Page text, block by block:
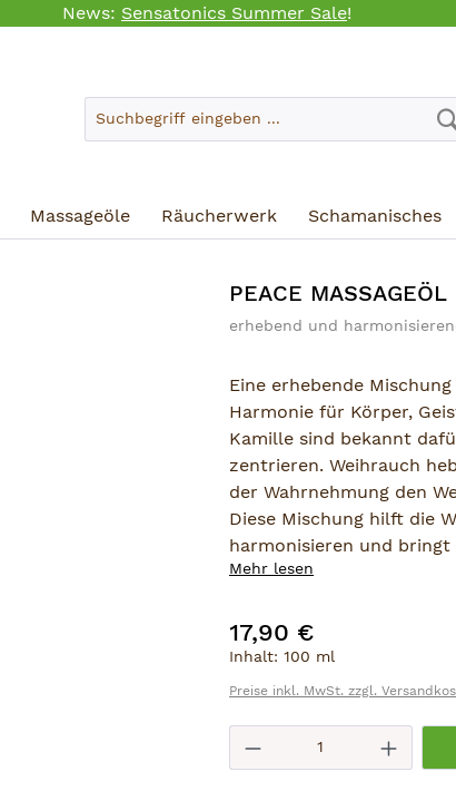
News: Sensatonics Summer Sale!
Massageöle Räucherwerk Schamanisches
PEACE MASSAGEÖL
erhebend und
Eine erhebende
Harmonie für Körper,
Kamille sind bekannt
zentrieren. Weihrauch
der Wahrnehmung den
Diese Mischung hilft die
harmonisieren und bringt
Welten. Dieses
Verständnis steht,
Ingredients (Inhaltstoffe):
Mehr lesen
Regulärer Preis:
17,90 €
Inhalt: 100 ml
Preise inkl. MwSt. zzgl.
Produkt